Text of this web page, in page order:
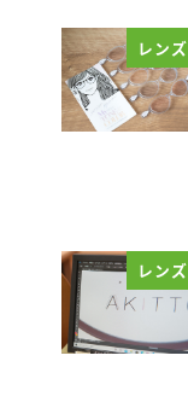
レンズ
レンズ